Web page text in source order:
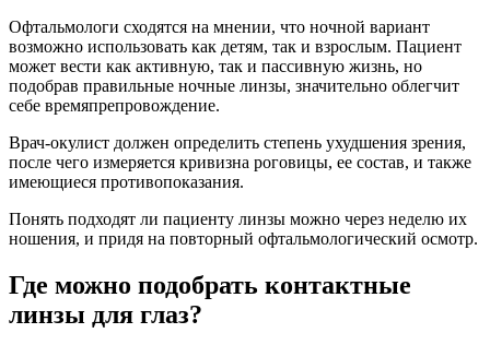
Офтальмологи сходятся на мнении, что ночной вариант
возможно использовать как детям, так и взрослым. Пациент
может вести как активную, так и пассивную жизнь, но
подобрав правильные ночные линзы, значительно облегчит
себе времяпрепровождение.
Врач-окулист должен определить степень ухудшения зрения,
после чего измеряется кривизна роговицы, ее состав, и также
имеющиеся противопоказания.
Понять подходят ли пациенту линзы можно через неделю их
ношения, и придя на повторный офтальмологический осмотр.
Где можно подобрать контактные
линзы для глаз?